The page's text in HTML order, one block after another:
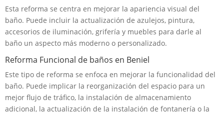
Esta reforma se centra en mejorar la apariencia visual del
baño. Puede incluir la actualización de azulejos, pintura,
accesorios de iluminación, grifería y muebles para darle al
baño un aspecto más moderno o personalizado.
Reforma Funcional de baños en Beniel
Este tipo de reforma se enfoca en mejorar la funcionalidad del
baño. Puede implicar la reorganización del espacio para un
mejor flujo de tráfico, la instalación de almacenamiento
adicional, la actualización de la instalación de fontanería o la